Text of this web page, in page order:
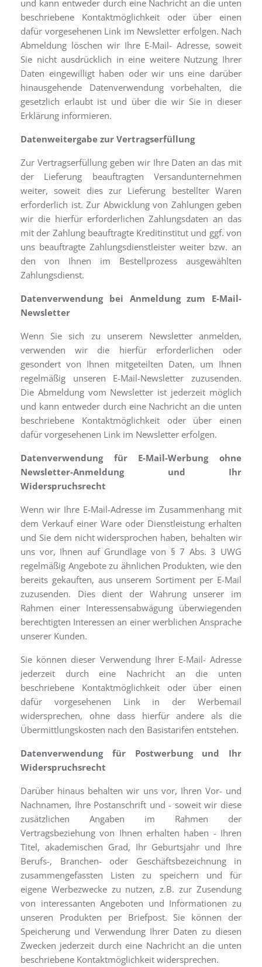
und kann entweder durch eine Nachricht an die unten
beschriebene Kontaktmöglichkeit oder über einen
dafür vorgesehenen Link im Newsletter erfolgen. Nach
Abmeldung löschen wir Ihre E-Mail- Adresse, soweit
Sie nicht ausdrücklich in eine weitere Nutzung Ihrer
Daten eingewilligt haben oder wir uns eine darüber
hinausgehende Datenverwendung vorbehalten, die
gesetzlich erlaubt ist und über die wir Sie in dieser
Erklärung informieren.
Datenweitergabe zur Vertragserfüllung
Zur Vertragserfüllung geben wir Ihre Daten an das mit
der Lieferung beauftragten Versandunternehmen
weiter, soweit dies zur Lieferung bestellter Waren
erforderlich ist. Zur Abwicklung von Zahlungen geben
wir die hierfür erforderlichen Zahlungsdaten an das
mit der Zahlung beauftragte Kreditinstitut und ggf. von
uns beauftragte Zahlungsdienstleister weiter bzw. an
den von Ihnen im Bestellprozess ausgewählten
Zahlungsdienst.
Datenverwendung bei Anmeldung zum E-Mail-
Newsletter
Wenn Sie sich zu unserem Newsletter anmelden,
verwenden wir die hierfür erforderlichen oder
gesondert von Ihnen mitgeteilten Daten, um Ihnen
regelmäßig unseren E-Mail-Newsletter zuzusenden.
Die Abmeldung vom Newsletter ist jederzeit möglich
und kann entweder durch eine Nachricht an die unten
beschriebene Kontaktmöglichkeit oder über einen
dafür vorgesehenen Link im Newsletter erfolgen.
Datenverwendung für E-Mail-Werbung ohne
Newsletter-Anmeldung und Ihr
Widerspruchsrecht
Wenn wir Ihre E-Mail-Adresse im Zusammenhang mit
dem Verkauf einer Ware oder Dienstleistung erhalten
und Sie dem nichtwidersprochen haben, behalten wir
uns vor, Ihnen auf Grundlage von § 7 Abs. 3 UWG
regelmäßig Angebote zu ähnlichen Produkten, wie den
bereits gekauften, aus unserem Sortiment per E-Mail
zuzusenden. Dies dient der Wahrung unserer im
Rahmen einer Interessensabwägung überwiegenden
berechtigten Interessen an einer werblichen Ansprache
unserer Kunden.
Sie können dieser Verwendung Ihrer E-Mail- Adresse
jederzeit durch eine Nachricht an die unten
beschriebene Kontaktmöglichkeit oder über einen
dafür vorgesehenen Link in der Werbemail
widersprechen, ohne dass hierfür andere als die
Übermittlungskosten nach den Basistarifen entstehen.
Datenverwendung für Postwerbung und Ihr
Widerspruchsrecht
Darüber hinaus behalten wir uns vor, Ihren Vor- und
Nachnamen, Ihre Postanschrift und - soweit wir diese
zusätzlichen Angaben im Rahmen der
Vertragsbeziehung von Ihnen erhalten haben - Ihren
Titel, akademischen Grad, Ihr Geburtsjahr und Ihre
Berufs-, Branchen- oder Geschäftsbezeichnung in
zusammengefassten Listen zu speichern und für
eigene Werbezwecke zu nutzen, z.B. zur Zusendung
von interessanten Angeboten und Informationen zu
unseren Produkten per Briefpost. Sie können der
Speicherung und Verwendung Ihrer Daten zu diesen
Zwecken jederzeit durch eine Nachricht an die unten
beschriebene Kontaktmöglichkeit widersprechen.